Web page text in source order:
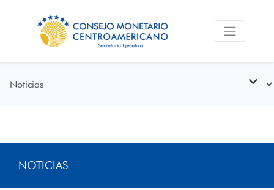
NOTICIAS